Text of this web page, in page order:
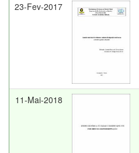
23-Fev-2017
11-Mai-2018